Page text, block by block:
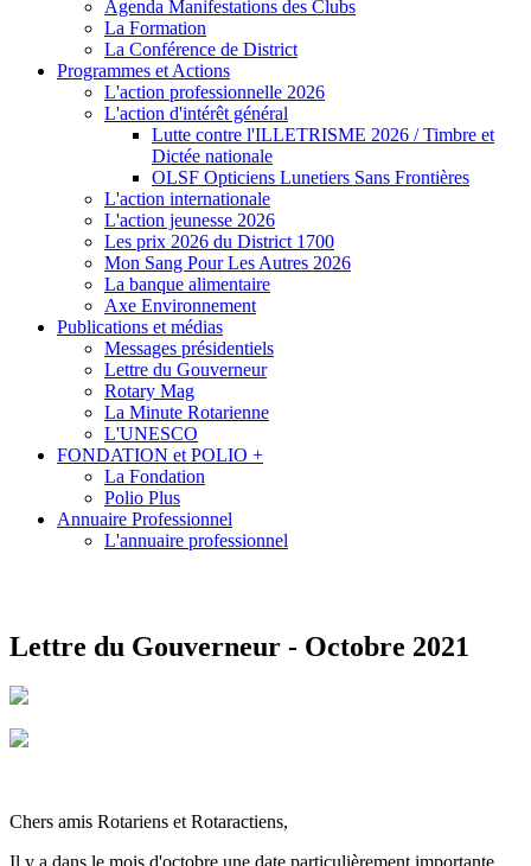
Agenda Manifestations des Clubs
La Formation
La Conférence de District
Programmes et Actions
L'action professionnelle 2026
L'action d'intérêt général
Lutte contre l'ILLETRISME 2026 / Timbre et
Dictée nationale
OLSF Opticiens Lunetiers Sans Frontières
L'action internationale
L'action jeunesse 2026
Les prix 2026 du District 1700
Mon Sang Pour Les Autres 2026
La banque alimentaire
Axe Environnement
Publications et médias
Messages présidentiels
Lettre du Gouverneur
Rotary Mag
La Minute Rotarienne
L'UNESCO
FONDATION et POLIO +
La Fondation
Polio Plus
Annuaire Professionnel
L'annuaire professionnel
Lettre du Gouverneur - Octobre 2021
Chers amis Rotariens et Rotaractiens,